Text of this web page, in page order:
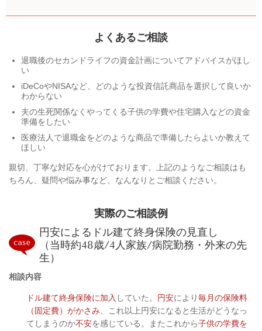
よくあるご相談
退職後のセカンドライフの資金計画についてアドバイスがほし
い
iDeCoやNISAなど、どのような投資信託商品を選択して良いか
わからない
夫の生死関係なくやってくる子供の学費や住宅購入などの資金
準備をしたい
医療法人で退職金をどのような商品で準備したらよいか教えて
ほしい
親切、丁寧な対応を心がけております。上記のようなご相談はも
ちろん、疑問や悩み事など、なんなりとご相談ください。
実際のご相談例
円安によるドル建て終身保険の見直し
（当時約48歳/4人家族/病院勤務・外来の先
生）
相談内容
ドル建て終身保険に加入 していた。 円安により毎月の保険料
（固定費）がかさみ 、これ以上円安になると生活がどうなっ
てしまうのか不安を感じている。またこれから子供の学費を